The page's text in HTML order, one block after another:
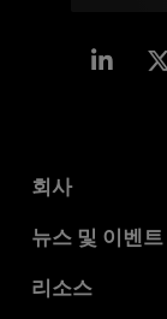
회사
AMD 소개
기업의 사회적
뉴스 및 이벤트
뉴스룸
리소스